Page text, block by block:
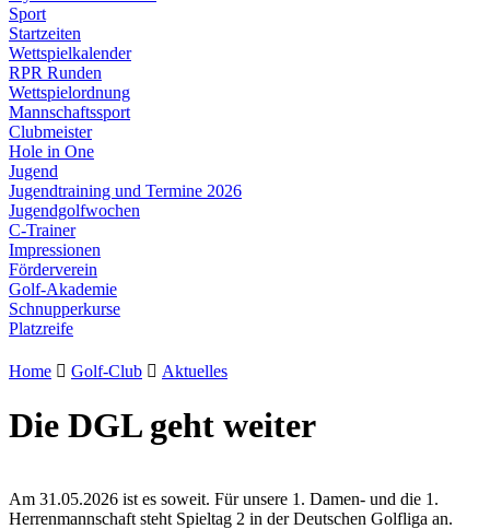
Sport
Startzeiten
Wettspielkalender
RPR Runden
Wettspielordnung
Mannschaftssport
Clubmeister
Hole in One
Jugend
Jugendtraining und Termine 2026
Jugendgolfwochen
C-Trainer
Impressionen
Förderverein
Golf-Akademie
Schnupperkurse
Platzreife
Home  Golf-Club  Aktuelles
Die DGL geht weiter
Am 31.05.2026 ist es soweit. Für unsere 1. Damen- und die 1.
Herrenmannschaft steht Spieltag 2 in der Deutschen Golfliga an.